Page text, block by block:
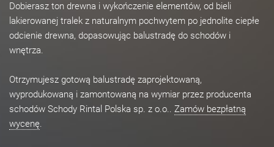
Dobierasz ton drewna i wykończenie elementów, od bieli
lakierowanej tralek z naturalnym pochwytem po jednolite ciepłe
odcienie drewna, dopasowując balustradę do schodów i
wnętrza.
Otrzymujesz gotową balustradę zaprojektowaną,
wyprodukowaną i zamontowaną na wymiar przez producenta
schodów Schody Rintal Polska sp. z o.o.. Zamów bezpłatną
wycenę.